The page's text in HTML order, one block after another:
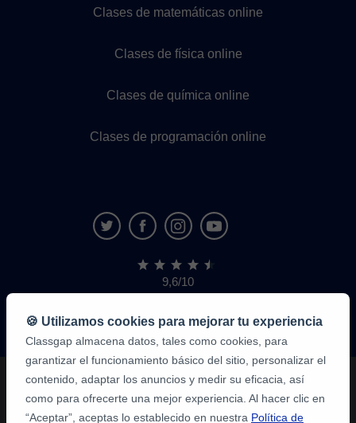
Clases de matemáticas online
Clases de física online
Clases de química online
Clases de programación online
9,6/10
1.339.284
de
alumnos
🍪 Utilizamos cookies para mejorar tu experiencia
Classgap almacena datos, tales como cookies, para
garantizar el funcionamiento básico del sitio, personalizar el
contenido, adaptar los anuncios y medir su eficacia, así
como para ofrecerte una mejor experiencia. Al hacer clic en
“Aceptar”, aceptas lo establecido en nuestra Política de